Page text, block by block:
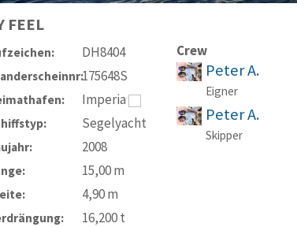
FEEL
DH8404
175648S
Imperia
Segelyacht
2008
15,00m
4,90m
16,200t
Crew
Peter A.
Eigner
Peter A.
Skipper